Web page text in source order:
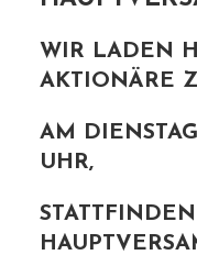
WIR LADEN
AKTIONÄRE
AM
UHR,